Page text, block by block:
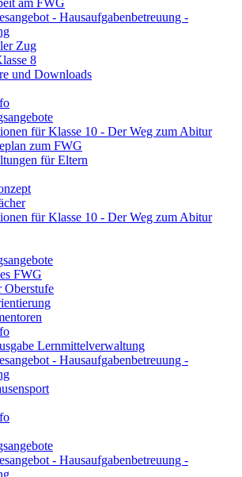
am FWG
- Hausaufgabenbetreuung -
Zug
8
und Downloads
für Klasse 10 - Der Weg zum Abitur
zum FWG
für Eltern
für Klasse 10 - Der Weg zum Abitur
FWG
Oberstufe
Lernmittelverwaltung
- Hausaufgabenbetreuung -
- Hausaufgabenbetreuung -